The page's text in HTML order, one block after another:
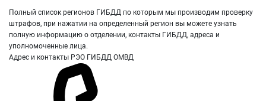
Полный список регионов ГИБДД по которым мы производим проверку
штрафов, при нажатии на определенный регион вы можете узнать
полную информацию о отделении, контакты ГИБДД, адреса и
уполномоченные лица.
Адрес и контакты РЭО ГИБДД ОМВД